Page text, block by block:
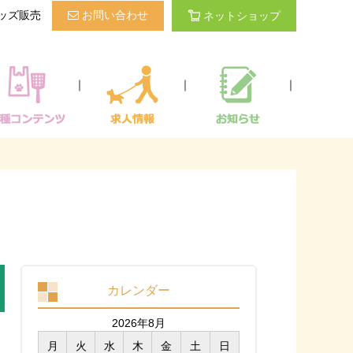
ズ販売 お問い合わせ ネットショップ
｜ ｜ ｜
カレンダー
2026年8月
月
火 水 木 金 土 日